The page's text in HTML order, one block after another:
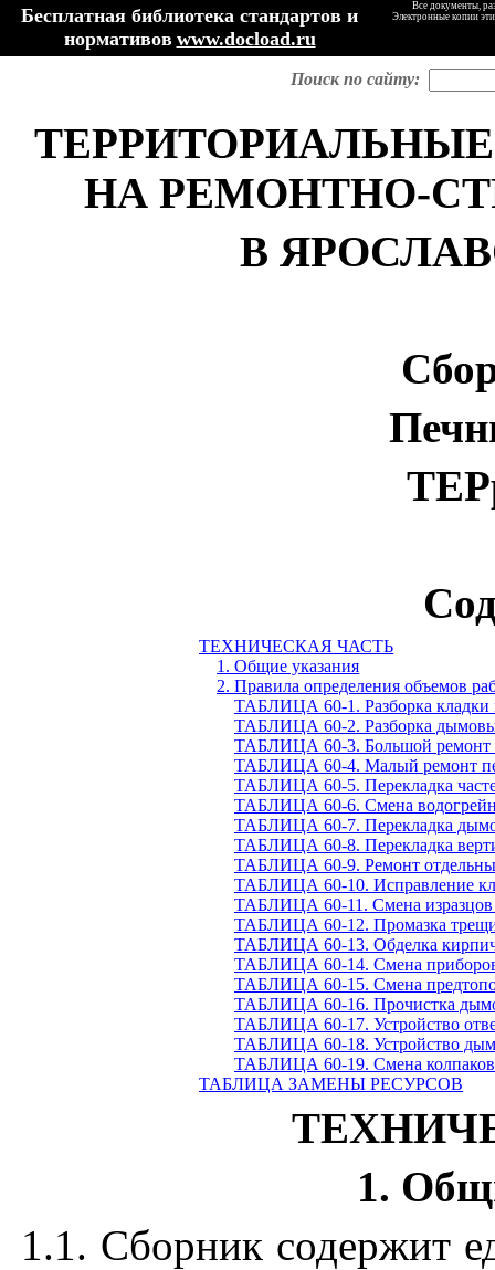
Бесплатная библиотека стандартов и
нормативов www.docload.ru
Все документы,
Электронные копии
Поиск по сайту:
НА РЕМОНТНО-
В
ТЕХНИЧЕСКАЯ ЧАСТЬ
1. Общие указания
2. Правила определения объемов
ТАБЛИЦА 60-1. Разборка кладки
ТАБЛИЦА 60-2. Разборка
ТАБЛИЦА 60-3. Большой ремонт
ТАБЛИЦА 60-4. Малый ремонт
ТАБЛИЦА 60-5. Перекладка
ТАБЛИЦА 60-6. Смена
ТАБЛИЦА 60-7. Перекладка
ТАБЛИЦА 60-8. Перекладка
ТАБЛИЦА 60-9. Ремонт
ТАБЛИЦА 60-10. Исправление
ТАБЛИЦА 60-11. Смена изразцов
ТАБЛИЦА 60-12. Промазка
ТАБЛИЦА 60-13. Обделка
ТАБЛИЦА 60-14. Смена
ТАБЛИЦА 60-15. Смена
ТАБЛИЦА 60-16. Прочистка
ТАБЛИЦА 60-17. Устройство
ТАБЛИЦА 60-18. Устройство
ТАБЛИЦА 60-19. Смена
ТАБЛИЦА ЗАМЕНЫ РЕСУРСОВ
1.
1.1. Сборник содержит